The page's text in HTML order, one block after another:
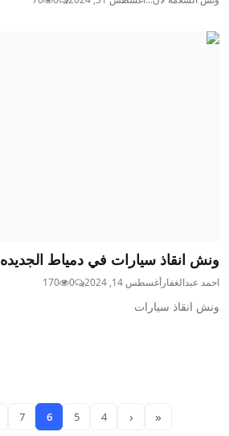
ونش انقاذ سيارات في دمياط الجديده
احمد عبدالغفارأغسطس 14, 2024 0
170
ونش انقاذ سيارات
«
‹
4
5
6
7